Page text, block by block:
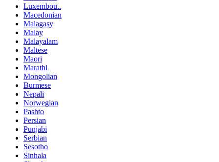
Luxembou..
Macedonian
Malagasy
Malay
Malayalam
Maltese
Maori
Marathi
Mongolian
Burmese
Nepali
Norwegian
Pashto
Persian
Punjabi
Serbian
Sesotho
Sinhala